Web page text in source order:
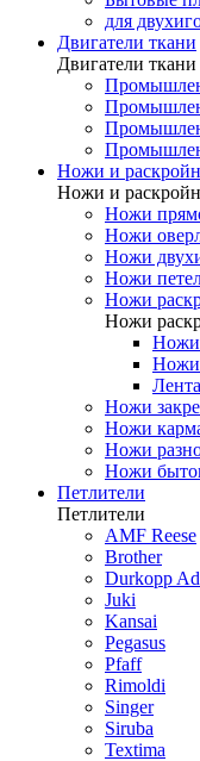
для
Двигатели ткани
Двигатели ткани
Ножи и
Ножи и
Ножи
Ножи
Ножи
Ножи
Ножи
Ножи
Ножи
Ножи
Ножи
Ножи
Ножи
Ножи
Петлители
Петлители
AMF Reese
Brother
Durkopp
Juki
Kansai
Pegasus
Pfaff
Rimoldi
Singer
Siruba
Textima